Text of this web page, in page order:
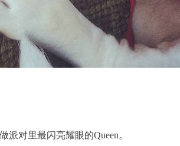
派对里最闪亮耀眼的Queen。